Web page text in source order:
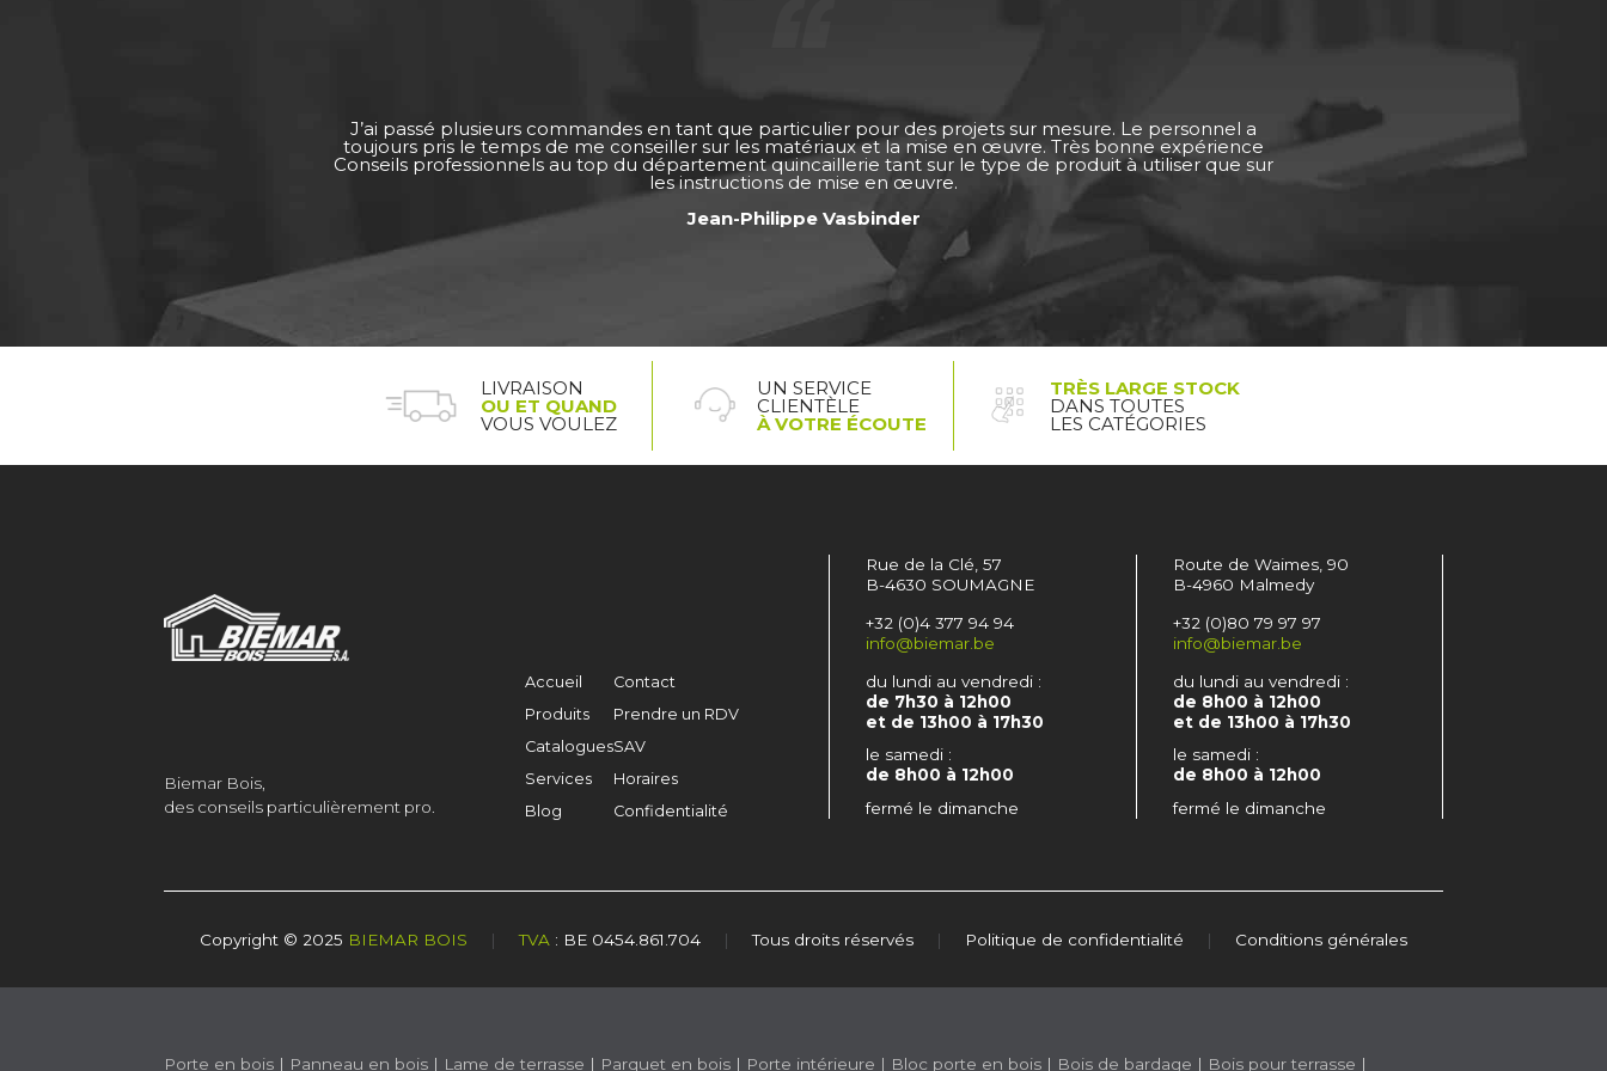
J’ai passé plusieurs commandes en tant que particulier pour des projets sur mesure. Le personnel a
toujours pris le temps de me conseiller sur les matériaux et la mise en œuvre. Très bonne expérience
Conseils professionnels au top du département quincaillerie tant sur le type de produit à utiliser que sur
les instructions de mise en œuvre.
Jean-Philippe Vasbinder
LIVRAISON
OU ET QUAND
VOUS VOULEZ
UN SERVICE
CLIENTÈLE
À VOTRE ÉCOUTE
TRÈS LARGE STOCK
DANS TOUTES
LES CATÉGORIES
Biemar Bois,
des conseils particulièrement pro.
Accueil
Produits
Catalogues
Services
Blog
Contact
Prendre un RDV
SAV
Horaires
Confidentialité
Rue de la Clé, 57
B-4630 SOUMAGNE
+32 (0)4 377 94 94
info@biemar.be
du lundi au vendredi :
de 7h30 à 12h00
et de 13h00 à 17h30
le samedi :
de 8h00 à 12h00
fermé le dimanche
Route de Waimes, 90
B-4960 Malmedy
+32 (0)80 79 97 97
info@biemar.be
du lundi au vendredi :
de 8h00 à 12h00
et de 13h00 à 17h30
le samedi :
de 8h00 à 12h00
fermé le dimanche
Copyright © 2025 BIEMAR BOIS | TVA : BE 0454.861.704 | Tous droits réservés | Politique de confidentialité | Conditions générales
Porte en bois | Panneau en bois | Lame de terrasse | Parquet en bois | Porte intérieure | Bloc porte en bois | Bois de bardage | Bois pour terrasse |